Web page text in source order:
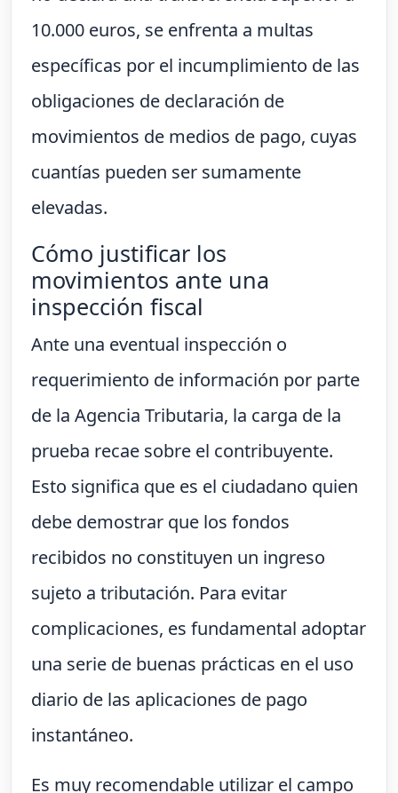
10.000 euros, se enfrenta a multas
específicas por el incumplimiento de las
obligaciones de declaración de
movimientos de medios de pago, cuyas
cuantías pueden ser sumamente
elevadas.
Cómo justificar los
movimientos ante una
inspección fiscal
Ante una eventual inspección o
requerimiento de información por parte
de la Agencia Tributaria, la carga de la
prueba recae sobre el contribuyente.
Esto significa que es el ciudadano quien
debe demostrar que los fondos
recibidos no constituyen un ingreso
sujeto a tributación. Para evitar
complicaciones, es fundamental adoptar
una serie de buenas prácticas en el uso
diario de las aplicaciones de pago
instantáneo.
Es muy recomendable utilizar el campo